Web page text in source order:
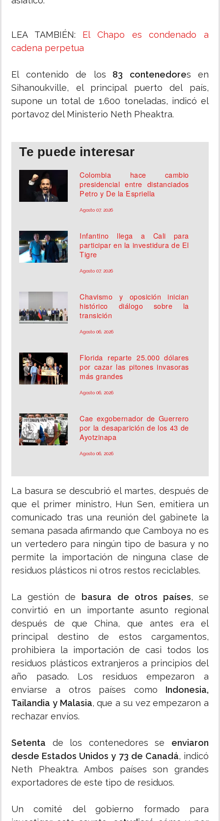
LEA TAMBIÉN: El Chapo es condenado a
cadena perpetua
El contenido de los 83 contenedores en
Sihanoukville, el principal puerto del país,
supone un total de 1.600 toneladas, indicó el
portavoz del Ministerio Neth Pheaktra.
Te puede interesar
Colombia hace cambio
presidencial entre distanciados
Petro y De la Espriella
Agosto 07, 2026
Infantino llega a Cali para
participar en la investidura de El
Tigre
Agosto 07, 2026
Chavismo y oposición inician
histórico diálogo sobre la
transición
Agosto 06, 2026
Florida reparte 25.000 dólares
por cazar las pitones invasoras
más grandes
Agosto 06, 2026
Cae exgobernador de Guerrero
por la desaparición de los 43 de
Ayotzinapa
Agosto 06, 2026
La basura se descubrió el martes, después de
que el primer ministro, Hun Sen, emitiera un
comunicado tras una reunión del gabinete la
semana pasada afirmando que Camboya no es
un vertedero para ningún tipo de basura y no
permite la importación de ninguna clase de
residuos plásticos ni otros restos reciclables.
La gestión de basura de otros países, se
convirtió en un importante asunto regional
después de que China, que antes era el
principal destino de estos cargamentos,
prohibiera la importación de casi todos los
residuos plásticos extranjeros a principios del
año pasado. Los residuos empezaron a
enviarse a otros países como Indonesia,
Tailandia y Malasia, que a su vez empezaron a
rechazar envíos.
Setenta de los contenedores se enviaron
desde Estados Unidos y 73 de Canadá, indicó
Neth Pheaktra. Ambos países son grandes
exportadores de este tipo de residuos.
Un comité del gobierno formado para